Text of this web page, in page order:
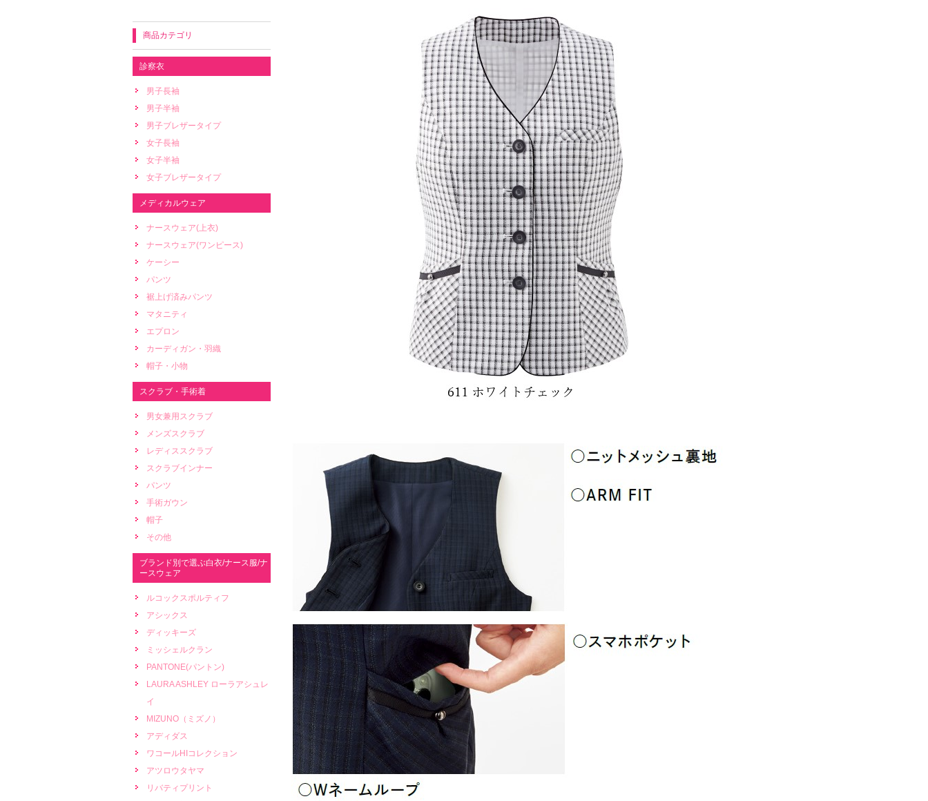
商品カテゴリ
診察衣
男子長袖
男子半袖
男子ブレザータイプ
女子長袖
女子半袖
女子ブレザータイプ
メディカルウェア
ナースウェア(上衣)
ナースウェア(ワンピース)
ケーシー
パンツ
裾上げ済みパンツ
マタニティ
エプロン
カーディガン・羽織
帽子・小物
スクラブ・手術着
男女兼用スクラブ
メンズスクラブ
レディススクラブ
スクラブインナー
パンツ
手術ガウン
帽子
その他
ブランド別で選ぶ白衣/ナース服/ナ
ースウェア
ルコックスポルティフ
アシックス
ディッキーズ
ミッシェルクラン
PANTONE(パントン)
LAURA ASHLEY ローラアシュレ
イ
MIZUNO（ミズノ）
アディダス
ワコールHIコレクション
アツロウタヤマ
リバティプリント